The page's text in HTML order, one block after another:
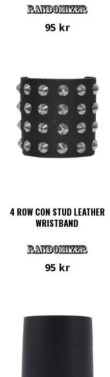
95 kr
4 ROW CON STUD LEATHER
WRISTBAND
95 kr